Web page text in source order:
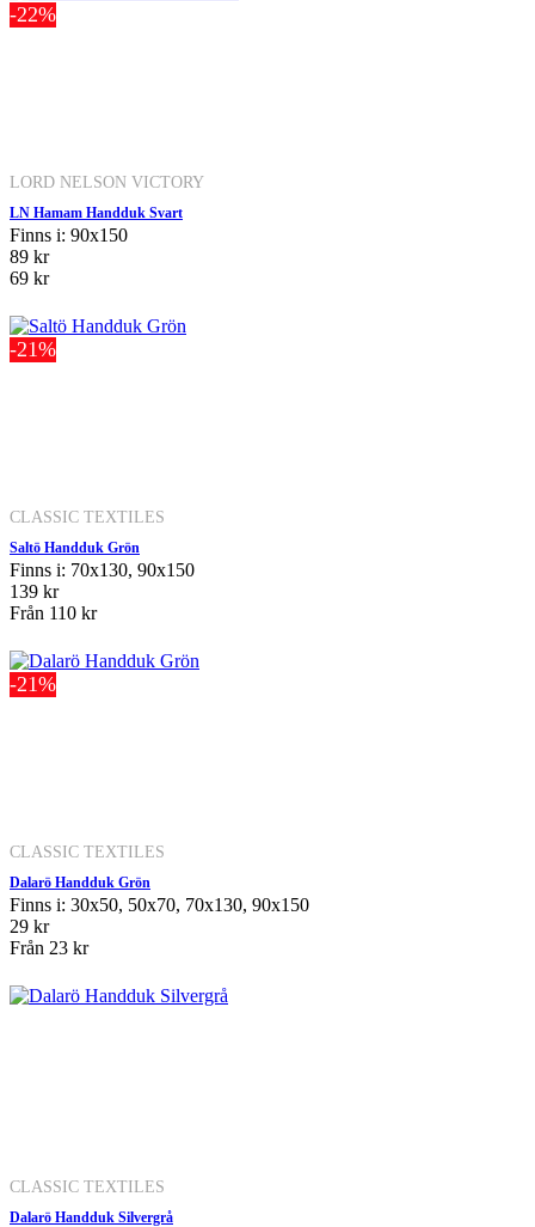
-22%
LORD NELSON VICTORY
LN Hamam Handduk Svart
Finns i: 90x150
89 kr
69 kr
-21%
CLASSIC TEXTILES
Saltö Handduk Grön
Finns i: 70x130, 90x150
139 kr
Från 110 kr
-21%
CLASSIC TEXTILES
Dalarö Handduk Grön
Finns i: 30x50, 50x70, 70x130, 90x150
29 kr
Från 23 kr
CLASSIC TEXTILES
Dalarö Handduk Silvergrå